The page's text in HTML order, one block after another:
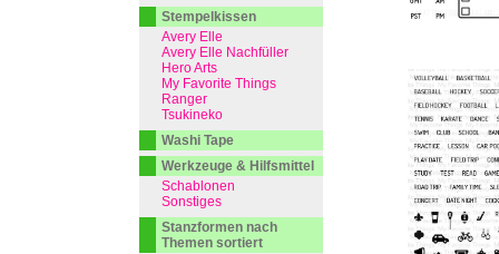
Stempelkissen
Avery Elle
Avery Elle Nachfüller
Hero Arts
My Favorite Things
Ranger
Tsukineko
Washi Tape
Werkzeuge & Hilfsmittel
Schablonen
Sonstiges
Stanzformen nach
Themen sortiert